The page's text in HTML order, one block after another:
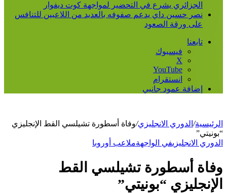
الجزائري يشرع في التحضير لمواجهة كوت ديفوار
نصر حسين داي يدعم صفوفه بالعديد من اللاعبين للتنافس
على ورقة الصعود
تابعنا
فيسبوك
‫X
‫YouTube
انستقرام
إضافة عمود جانبي
الرئيسية/ الدوري الانجليزي/وفاة أسطورة تشيلسي القط الإنجليزي
“بونيتي”
الدوري الانجليزيفي الواجهةملاعب أوروبا
وفاة أسطورة تشيلسي القط
الإنجليزي “بونيتي”